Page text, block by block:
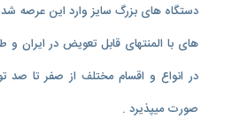
دستگاه های بزرگ سایز وارد این عرصه
های با المنتهای قابل تعویض در ایران
در انواع و اقسام مختلف از صفر تا
صورت میپذیرد .